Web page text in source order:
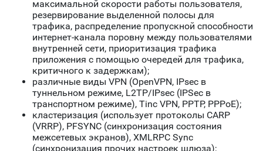
максимальной скорости работы пользователя,
резервирование выделенной полосы для
трафика, распределение пропускной способности
интернет-канала поровну между пользователями
внутренней сети, приоритизация трафика
приложения с помощью очередей для трафика,
критичного к задержкам);
различные виды VPN (OpenVPN, IPsec в
туннельном режиме, L2TP/IPsec (IPSec в
транспортном режиме), Tinc VPN, PPTP, PPPoE);
кластеризация (использует протоколы CARP
(VRRP), PFSYNC (синхронизация состояния
межсетевых экранов), XMLRPC Sync
(синхронизация прочих настроек шлюза);